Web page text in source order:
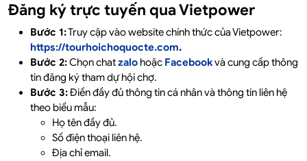
Đăng ký trực tuyến qua Vietpower
Bước 1:Truy cập vào website chính thức của Vietpower:
https://tourhoichoquocte.com.
Bước 2:Chọn chatzalo hoặc Facebookvà cung cấp thông
tin đăng ký tham dự hội chợ.
Bước 3:Điền đầy đủ thông tin cá nhân và thông tin liên hệ
theo biểu mẫu:
Họ tên đầy đủ.
Số điện thoại liên hệ.
Địa chỉ email.